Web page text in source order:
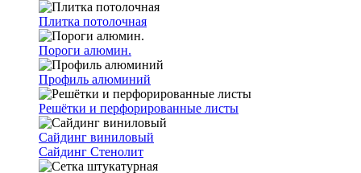
Плитка потолочная
Пороги алюмин.
Профиль алюминий
Решётки и перфорированные листы
Сайдинг виниловый
Сайдинг Стенолит